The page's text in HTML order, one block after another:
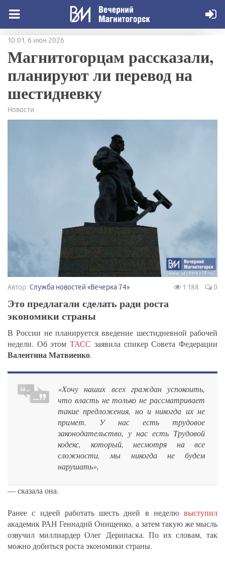
10:01, 6 июн 2026
Магнитогорцам рассказали,
планируют ли перевод на
шестидневку
Новости
Автор: Служба новостей «Вечерка 74» 1 188 0
Это предлагали сделать ради роста
экономики страны
В России не планируется введение шестидневной рабочей
недели. Об этомТАСС заявила спикер Совета Федерации
Валентина Матвиенко.
«Хочу наших всех граждан успокоить,
что власть не только не рассматривает
такие предложения, но и никогда их не
примет. У нас есть трудовое
законодательство, у нас есть Трудовой
кодекс, который, несмотря на все
сложности, мы никогда не будем
нарушать»,
— сказала она.
Ранее с идеей работать шесть дней в неделю выступил
академик РАН Геннадий Онищенко, а затем такую же мысль
озвучил миллиардер Олег Дерипаска. По их словам, так
можно добиться роста экономики страны.